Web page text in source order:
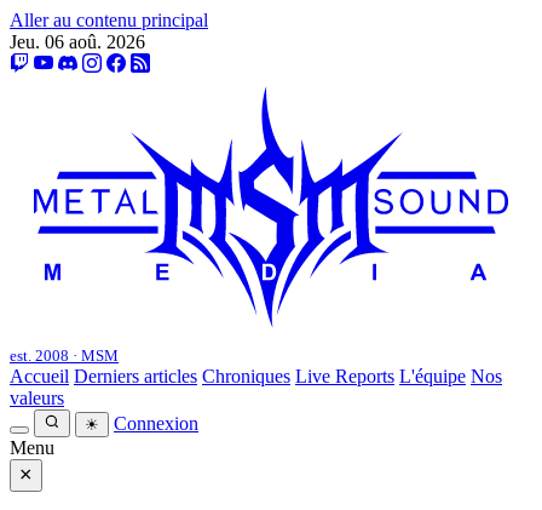
Aller au contenu principal
Jeu. 06 aoû. 2026
est. 2008 · MSM
Accueil Derniers articles Chroniques Live Reports L'équipe Nos
valeurs
☀
Connexion
Menu
×